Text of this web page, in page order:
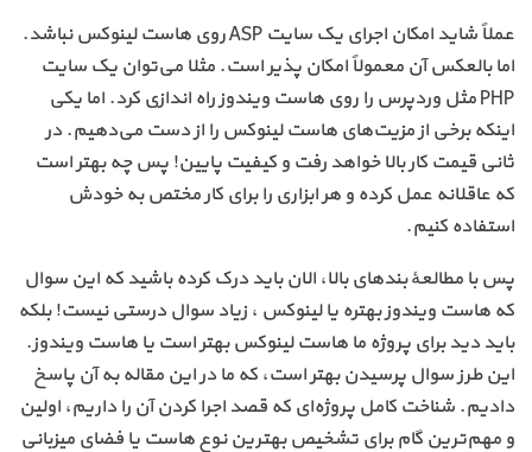
عملاً شاید امکان اجرای یک سایت ASP روی هاست لینوکس نباشد.
اما بالعکس آن معمولاً امکان پذیر است. مثلا می‌توان یک سایت
PHP مثل وردپرس را روی هاست ویندوز راه اندازی کرد. اما یکی
اینکه برخی از مزیت‌های هاست لینوکس را از دست می‌دهیم. در
ثانی قیمت کار بالا خواهد رفت و کیفیت پایین! پس چه بهتر است
که عاقلانه عمل کرده و هر ابزاری را برای کار مختص به خودش
استفاده کنیم.
پس با مطالعهٔ بندهای بالا، الان باید درک کرده باشید که این سوال
که هاست ویندوز بهتره یا لینوکس ، زیاد سوال درستی نیست! بلکه
باید دید برای پروژه ما هاست لینوکس بهتر است یا هاست ویندوز.
این طرز سوال پرسیدن بهتر است، که ما در این مقاله به آن پاسخ
دادیم. شناخت کامل پروژه‌ای که قصد اجرا کردن آن را داریم، اولین
و مهم‌ترین گام برای تشخیص بهترین نوع هاست یا فضای میزبانی